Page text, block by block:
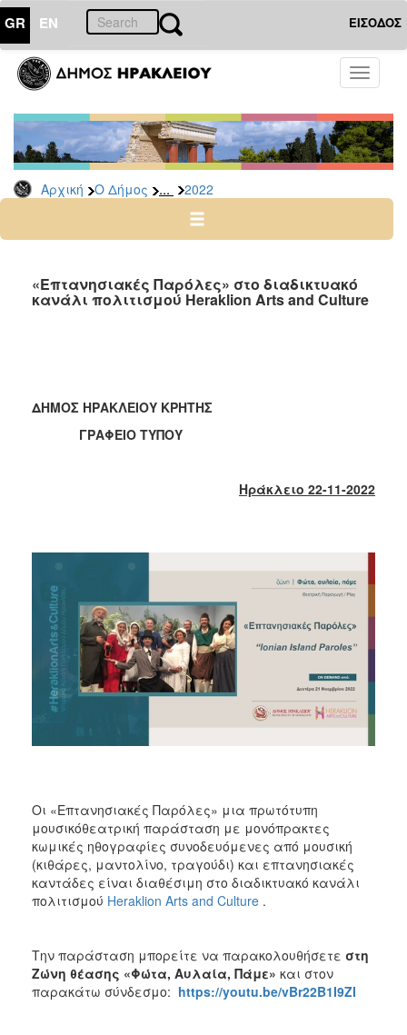
GR EN ΕΙΣΟΔΟΣ
Toggle
Αρχική Ο Δήμος ... 2022
ΔΗΜΟΣ
Δελτία
Τύπου
Αρχείο
2026
2024
2022
2018
2017
2010
2006
ΑΝΘΕΚΤΙΚΗ
ΠΟΛΗ
«Επτανησιακές Παρόλες» στο διαδικτυακό
κανάλι πολιτισμού Heraklion Arts and Culture
ΔΗΜΟΣ ΗΡΑΚΛΕΙΟΥ ΚΡΗΤΗΣ
ΓΡΑΦΕΙΟ ΤΥΠΟΥ
Ηράκλειο 22-11-2022
Οι «Επτανησιακές Παρόλες» μια πρωτότυπη
μουσικόθεατρική παράσταση με μονόπρακτες
κωμικές ηθογραφίες συνοδευόμενες από μουσική
(κιθάρες, μαντολίνο, τραγούδι) και επτανησιακές
καντάδες είναι διαθέσιμη στο διαδικτυακό κανάλι
πολιτισμού Heraklion Arts and Culture .
Την παράσταση μπορείτε να παρακολουθήσετε στη
Ζώνη θέασης «Φώτα, Αυλαία, Πάμε» και στον
παρακάτω σύνδεσμο: https://youtu.be/vBr22B1I9ZI